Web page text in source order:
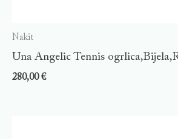
Nakit
Una Angelic Tennis
280,00€